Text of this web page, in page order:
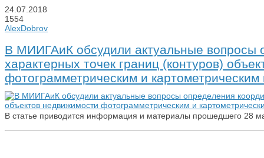
24.07.2018
1554
AlexDobrov
В МИИГАиК обсудили актуальные вопросы
характерных точек границ (контуров)
фотограмметрическим и
В статье приводится информация и материалы прошедшего 28